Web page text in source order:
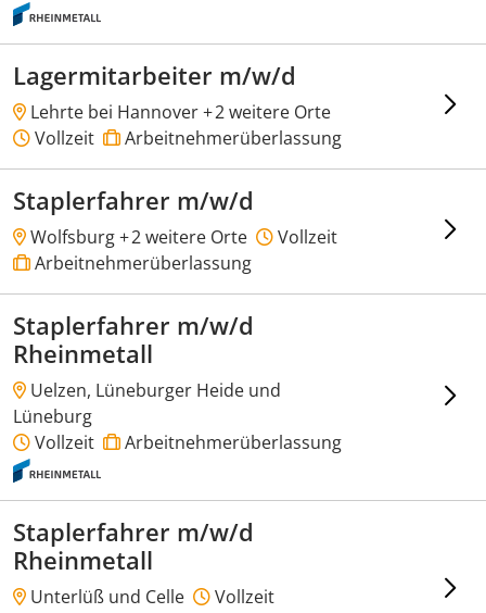
Lagermitarbeiter m/w/d
Lehrte bei Hannover +2 weitere Orte
Vollzeit
Arbeitnehmerüberlassung
Staplerfahrer m/w/d
Wolfsburg +2 weitere Orte
Vollzeit
Arbeitnehmerüberlassung
Staplerfahrer m/w/d
Rheinmetall
Uelzen, Lüneburger Heide und
Lüneburg
Vollzeit
Arbeitnehmerüberlassung
Staplerfahrer m/w/d
Rheinmetall
Unterlüß und Celle
Vollzeit